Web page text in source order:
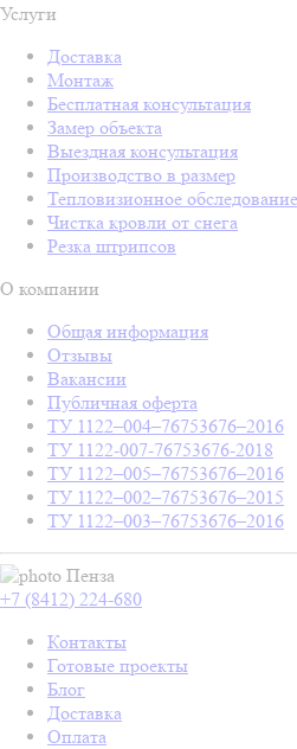
Услуги
Доставка
Монтаж
Бесплатная консультация
Замер объекта
Выездная консультация
Производство в размер
Тепловизионное обследование
Чистка кровли от снега
Резка штрипсов
О компании
Общая информация
Отзывы
Вакансии
Публичная оферта
ТУ 1122–004–76753676–2016
ТУ 1122-007-76753676-2018
ТУ 1122–005–76753676–2016
ТУ 1122–002–76753676–2015
ТУ 1122–003–76753676–2016
Пенза
+7 (8412) 224-680
Контакты
Готовые проекты
Блог
Доставка
Оплата